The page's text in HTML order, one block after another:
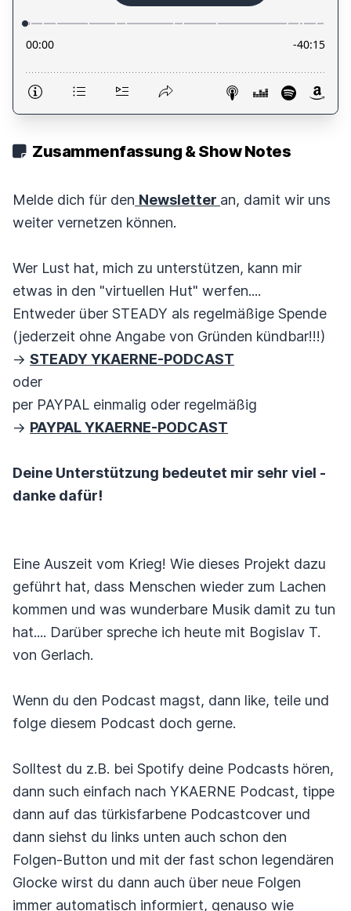
Zusammenfassung & Show Notes
Melde dich für den Newsletter an, damit wir uns
weiter vernetzen können.
Wer Lust hat, mich zu unterstützen, kann mir
etwas in den "virtuellen Hut" werfen....
Entweder über STEADY als regelmäßige Spende
(jederzeit ohne Angabe von Gründen kündbar!!!)
-> STEADY YKAERNE-PODCAST
oder
per PAYPAL einmalig oder regelmäßig
-> PAYPAL YKAERNE-PODCAST
Deine Unterstützung bedeutet mir sehr viel -
danke dafür!
Eine Auszeit vom Krieg! Wie dieses Projekt dazu
geführt hat, dass Menschen wieder zum Lachen
kommen und was wunderbare Musik damit zu tun
hat.... Darüber spreche ich heute mit Bogislav T.
von Gerlach.
Wenn du den Podcast magst, dann like, teile und
folge diesem Podcast doch gerne.
Solltest du z.B. bei Spotify deine Podcasts hören,
dann such einfach nach YKAERNE Podcast, tippe
dann auf das türkisfarbene Podcastcover und
dann siehst du links unten auch schon den
Folgen-Button und mit der fast schon legendären
Glocke wirst du dann auch über neue Folgen
immer automatisch informiert, genauso wie